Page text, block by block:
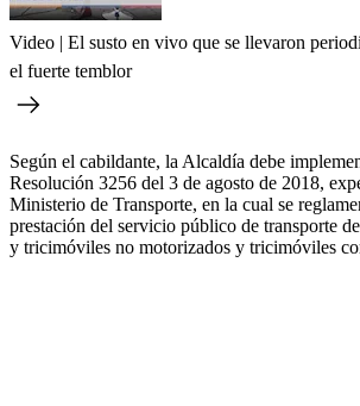
Video | El susto en vivo que se llevaron
el fuerte temblor
Según el cabildante, la Alcaldía debe
Resolución 3256 del 3 de agosto de 2018,
Ministerio de Transporte, en la cual se
prestación del servicio público de transporte
y tricimóviles no motorizados y tricimóviles